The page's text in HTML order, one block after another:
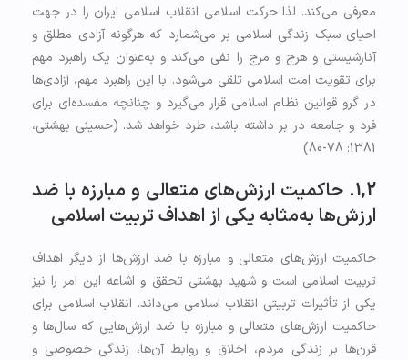
معرفی می‌کند. لذا حرکت اسلامی انقلاب اسلامی ایران را در جهت
احیای سبک زندگی اسلامی بر می‌شمارد که هرگونه آزادی مطلق و
آنارشیستی و هرج و مرج را نفی می‌کند و به‌عنوان یک راهبرد مهم
برای تقویت امت اسلامی تلقی می‌شود. با این راهبرد مهم، آزادی‌ها
در گرو قوانین نظام اسلامی قرار می‌گیرد و چنانچه مفسده‌ای برای
فرد و جامعه در بر داشته باشد، طرد خواهد شد. (حسینی بهشتی،
1381: 78-80)
1,2. حاکمیت ارزش‌های متعالی و مبارزه با ضد
ارزش‌ها به‌مثابه یکی از اهداف تربیت اسلامی
حاکمیت ارزش‌های متعالی و مبارزه با ضد ارزش‌ها از دیگر اهداف
تربیت اسلامی است و شهید بهشتی تحقق و اشاعه این امر را نیز
یکی از تأثیرات تربیتی انقلاب اسلامی می‌داند. انقلاب اسلامی برای
حاکمیت ارزش‌های متعالی و مبارزه با ضد ارزش‌هایی که سال‌ها و
قرن‌ها بر زندگی مردم، اخلاق و روابط آن‌ها، زندگی خصوصی و